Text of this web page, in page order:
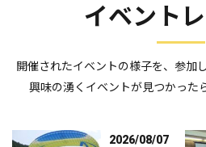
イベント
開催されたイベントの様子を、参加
興味の湧くイベントが見つかった
2026/08/07